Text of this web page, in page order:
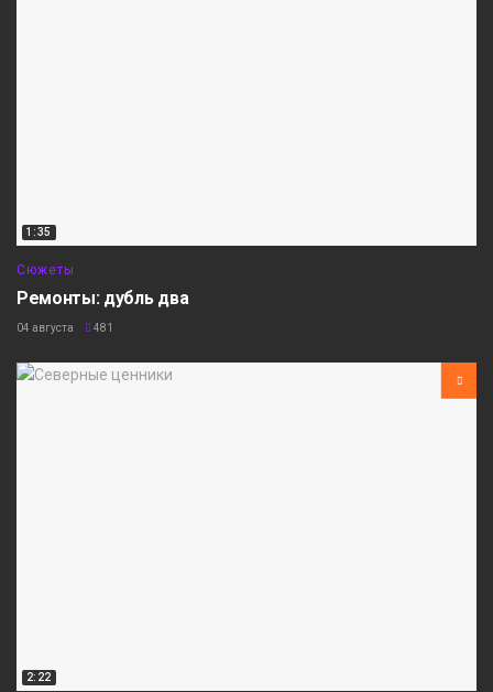
1:35
Сюжеты
Ремонты: дубль два
04 августа 481
2:22